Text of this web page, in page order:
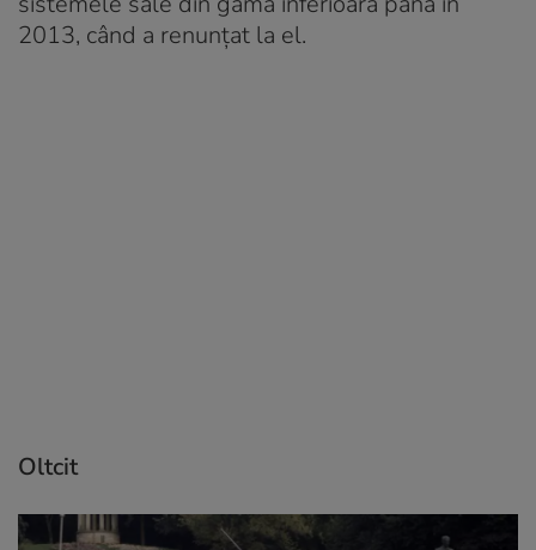
2013, când a renunţat la el.
Oltcit